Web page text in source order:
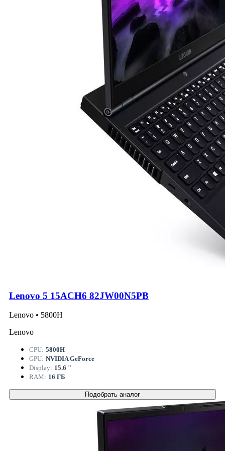
Lenovo 5 15ACH6 82JW00N5PB
Lenovo • 5800H
Lenovo
CPU: 5800H
GPU: NVIDIA GeForce
Display: 15.6 "
RAM: 16 ГБ
Подобрать аналог